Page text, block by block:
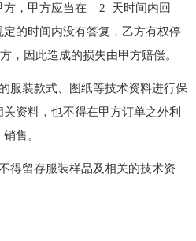
，甲方应当在__2_天时间内回
的时间内没有答复，乙方有权停
，因此造成的损失由甲方赔偿。
装款式、图纸等技术资料进行保
资料，也不得在甲方订单之外利
售。
留存服装样品及相关的技术资